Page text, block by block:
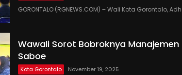
GORONTALO (RGNEWS.COM) – Wali Kota Gorontalo,
Wawali Sorot Bobroknya Manajemen
Saboe
Kota Gorontalo November 19, 2025